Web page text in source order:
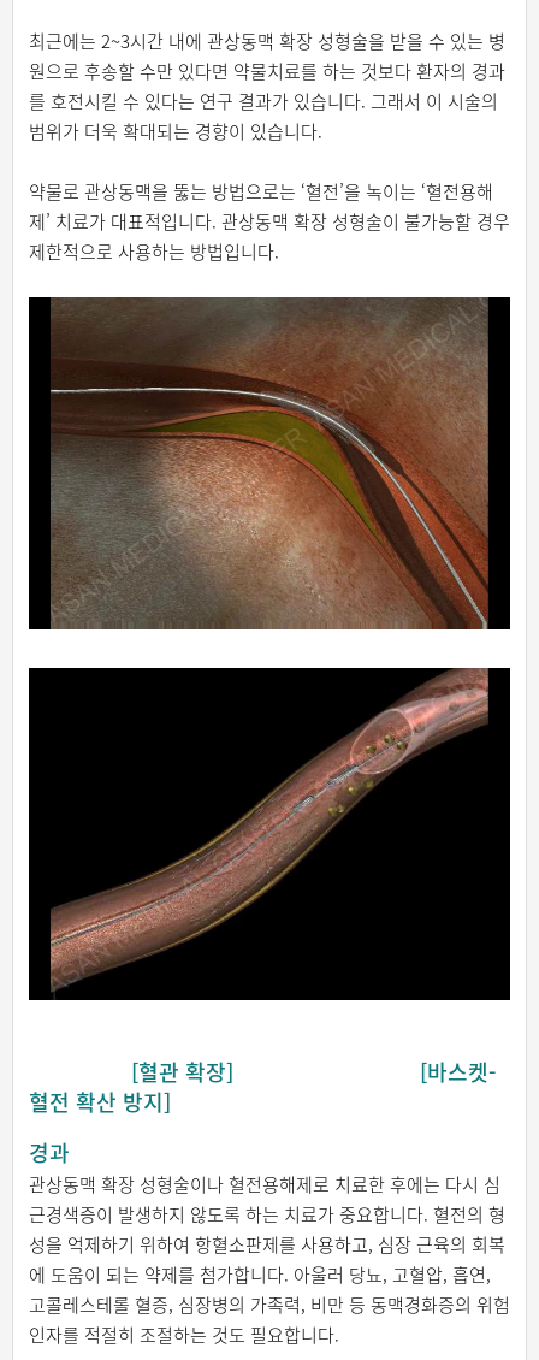
최근에는 2~3시간 내에 관상동맥 확장 성형술을 받을 수 있는 병
원으로 후송할 수만 있다면 약물치료를 하는 것보다 환자의 경과
를 호전시킬 수 있다는 연구 결과가 있습니다. 그래서 이 시술의
범위가 더욱 확대되는 경향이 있습니다.
약물로 관상동맥을 뚫는 방법으로는 ‘혈전’을 녹이는 ‘혈전용해
제’ 치료가 대표적입니다. 관상동맥 확장 성형술이 불가능할 경우
제한적으로 사용하는 방법입니다.
[혈관 확장] [바스켓-
혈전 확산 방지]
경과
관상동맥 확장 성형술이나 혈전용해제로 치료한 후에는 다시 심
근경색증이 발생하지 않도록 하는 치료가 중요합니다. 혈전의 형
성을 억제하기 위하여 항혈소판제를 사용하고, 심장 근육의 회복
에 도움이 되는 약제를 첨가합니다. 아울러 당뇨, 고혈압, 흡연,
고콜레스테롤 혈증, 심장병의 가족력, 비만 등 동맥경화증의 위험
인자를 적절히 조절하는 것도 필요합니다.